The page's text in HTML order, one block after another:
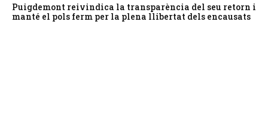
Puigdemont reivindica la transparència del seu retorn i
manté el pols ferm per la plena llibertat dels encausats